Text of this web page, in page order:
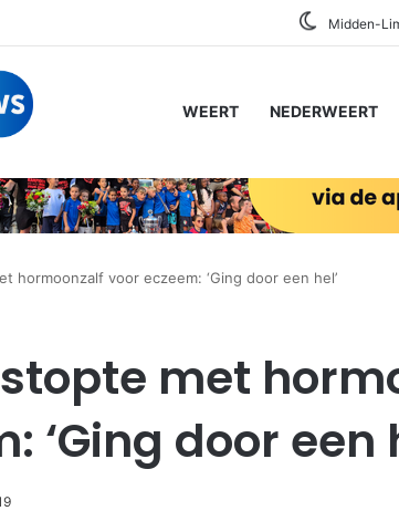
Midden-
WEERT NEDERWEERT
hormoonzalf voor eczeem: ‘Ging door een hel’
met
‘Ging door een